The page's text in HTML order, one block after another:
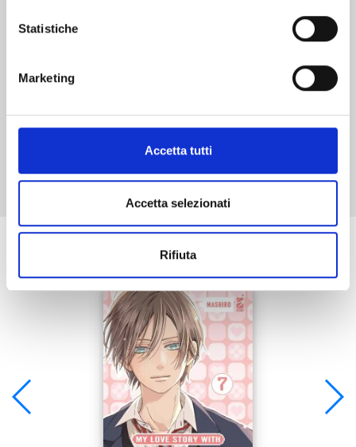
Statistiche
Marketing
Accetta tutti
Accetta selezionati
Rifiuta
Mostra tutto
Se ti è piaciuto prova anche: